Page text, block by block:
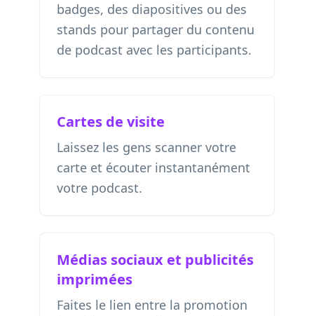
badges, des diapositives ou des
stands pour partager du contenu
de podcast avec les participants.
Cartes de visite
Laissez les gens scanner votre
carte et écouter instantanément
votre podcast.
Médias sociaux et publicités
imprimées
Faites le lien entre la promotion